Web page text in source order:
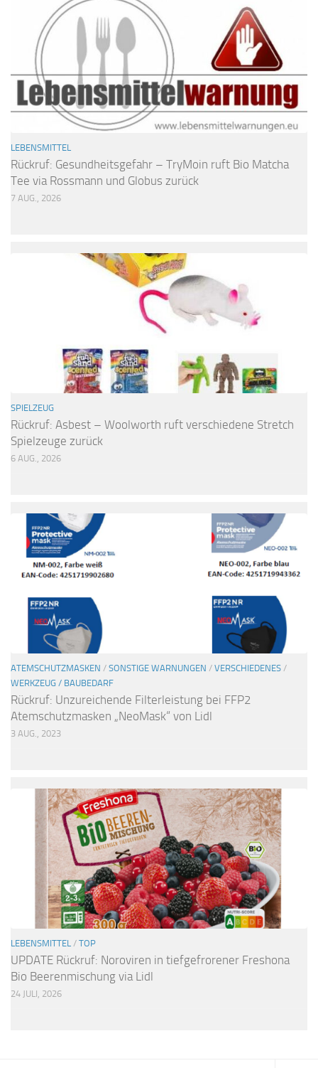
LEBENSMITTEL
Rückruf: Gesundheitsgefahr – TryMoin ruft Bio Matcha
Tee via Rossmann und Globus zurück
7 AUG., 2026
SPIELZEUG
Rückruf: Asbest – Woolworth ruft verschiedene Stretch
Spielzeuge zurück
6 AUG., 2026
ATEMSCHUTZMASKEN / SONSTIGE WARNUNGEN / VERSCHIEDENES /
WERKZEUG / BAUBEDARF
Rückruf: Unzureichende Filterleistung bei FFP2
Atemschutzmasken „NeoMask“ von Lidl
3 AUG., 2023
LEBENSMITTEL / TOP
UPDATE Rückruf: Noroviren in tiefgefrorener Freshona
Bio Beerenmischung via Lidl
24 JULI, 2026